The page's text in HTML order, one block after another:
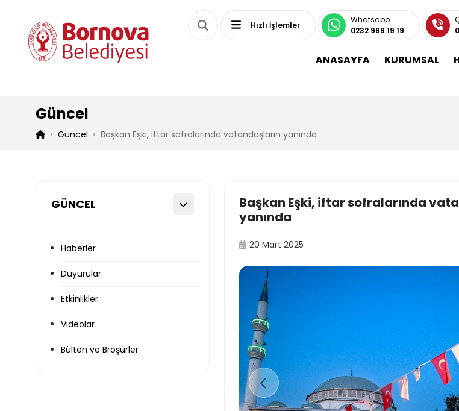
Hızlı İşlemler
Whatsapp
0232 999 19 19
ANASAYFA KURUMSAL
Güncel
Güncel Başkan Eşki, iftar sofralarında vatandaşların yanında
GÜNCEL
Haberler
Duyurular
Etkinlikler
Videolar
Bülten ve Broşürler
Başkan Eşki, iftar sofralarında
yanında
20 Mart 2025